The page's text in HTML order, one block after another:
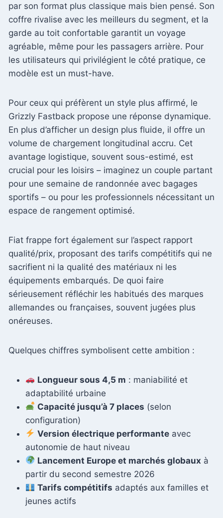
par son format plus classique mais bien pensé. Son
coffre rivalise avec les meilleurs du segment, et la
garde au toit confortable garantit un voyage
agréable, même pour les passagers arrière. Pour
les utilisateurs qui privilégient le côté pratique, ce
modèle est un must-have.
Pour ceux qui préfèrent un style plus affirmé, le
Grizzly Fastback propose une réponse dynamique.
En plus d’afficher un design plus fluide, il offre un
volume de chargement longitudinal accru. Cet
avantage logistique, souvent sous-estimé, est
crucial pour les loisirs – imaginez un couple partant
pour une semaine de randonnée avec bagages
sportifs – ou pour les professionnels nécessitant un
espace de rangement optimisé.
Fiat frappe fort également sur l’aspect rapport
qualité/prix, proposant des tarifs compétitifs qui ne
sacrifient ni la qualité des matériaux ni les
équipements embarqués. De quoi faire
sérieusement réfléchir les habitués des marques
allemandes ou françaises, souvent jugées plus
onéreuses.
Quelques chiffres symbolisent cette ambition :
Longueur sous 4,5 m : maniabilité et
adaptabilité urbaine
Capacité jusqu’à 7 places (selon
configuration)
Version électrique performante avec
autonomie de haut niveau
Lancement Europe et marchés globaux à
partir du second semestre 2026
Tarifs compétitifs adaptés aux familles et
jeunes actifs